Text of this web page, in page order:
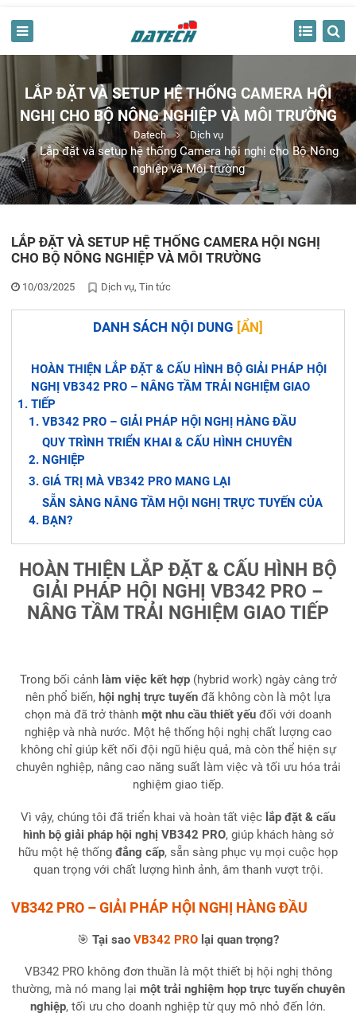
LẮP ĐẶT VÀ SETUP HỆ THỐNG CAMERA HỘI
NGHỊ CHO BỘ NÔNG NGHIỆP VÀ MÔI TRƯỜNG
Datech Dịch vụ
Lắp đặt và setup hệ thống Camera hội nghị cho Bộ Nông
nghiệp và Môi trường
LẮP ĐẶT VÀ SETUP HỆ THỐNG CAMERA HỘI NGHỊ
CHO BỘ NÔNG NGHIỆP VÀ MÔI TRƯỜNG
10/03/2025 Dịch vụ Tin tức
DANH SÁCH NỘI DUNG [ẨN]
HOÀN THIỆN LẮP ĐẶT & CẤU HÌNH BỘ GIẢI PHÁP HỘI
NGHỊ VB342 PRO – NÂNG TẦM TRẢI NGHIỆM GIAO
TIẾP
VB342 PRO – GIẢI PHÁP HỘI NGHỊ HÀNG ĐẦU
QUY TRÌNH TRIỂN KHAI & CẤU HÌNH CHUYÊN
NGHIỆP
GIÁ TRỊ MÀ VB342 PRO MANG LẠI
SẴN SÀNG NÂNG TẦM HỘI NGHỊ TRỰC TUYẾN CỦA
BẠN?
HOÀN THIỆN LẮP ĐẶT & CẤU HÌNH BỘ
GIẢI PHÁP HỘI NGHỊ VB342 PRO –
NÂNG TẦM TRẢI NGHIỆM GIAO TIẾP
Trong bối cảnh làm việc kết hợp(hybrid work) ngày càng trở
nên phổ biến, hội nghị trực tuyến đã không còn là một lựa
chọn mà đã trở thành một nhu cầu thiết yếu đối với doanh
nghiệp và nhà nước. Một hệ thống hội nghị chất lượng cao
không chỉ giúp kết nối đội ngũ hiệu quả, mà còn thể hiện sự
chuyên nghiệp, nâng cao năng suất làm việc và tối ưu hóa trải
nghiệm giao tiếp.
Vì vậy, chúng tôi đã triển khai và hoàn tất việc lắp đặt & cấu
hình bộ giải pháp hội nghị VB342 PRO, giúp khách hàng sở
hữu một hệ thống đẳng cấp, sẵn sàng phục vụ mọi cuộc họp
quan trọng với chất lượng hình ảnh, âm thanh vượt trội.
VB342 PRO – GIẢI PHÁP HỘI NGHỊ HÀNG ĐẦU
🎯 Tại sao VB342 PRO lại quan trọng?
VB342 PRO không đơn thuần là một thiết bị hội nghị thông
thường, mà nó mang lại một trải nghiệm họp trực tuyến chuyên
nghiệp, tối ưu cho doanh nghiệp từ quy mô nhỏ đến lớn.